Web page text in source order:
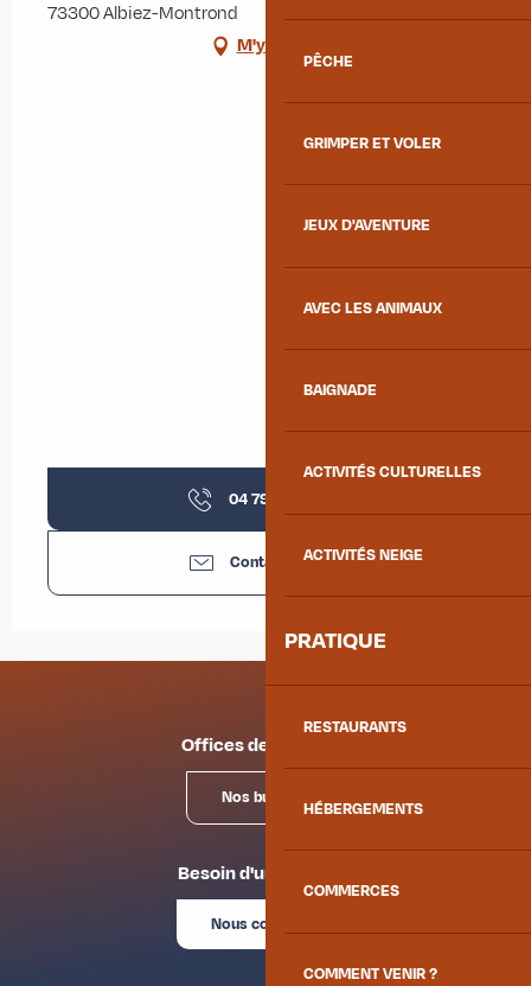
PÊCHE
GRIMPER ET VOLER
JEUX D'AVENTURE
AVEC LES ANIMAUX
BAIGNADE
ACTIVITÉS CULTURELLES
ACTIVITÉS NEIGE
PRATIQUE
RESTAURANTS
HÉBERGEMENTS
COMMERCES
COMMENT VENIR ?
73300 Albiez-Montrond
M'y rendre
04 79 59 30
Contactez-nous
Offices de tourisme
Nos bureaux
Besoin d'un conseil ?
Nous contacter